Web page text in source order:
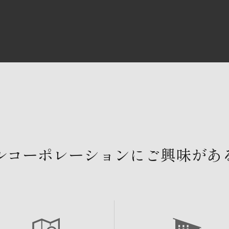
コーポレーションにご興味があ